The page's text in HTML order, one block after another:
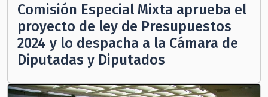
Comisión Especial Mixta aprueba el
proyecto de ley de Presupuestos
2024 y lo despacha a la Cámara de
Diputadas y Diputados